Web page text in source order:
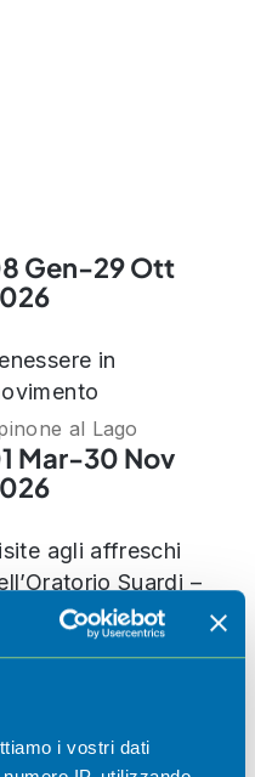
i vostri dati
Gen-29 Ott
in
al Lago
Mar-30 Nov
agli affreschi
Suardi –
2026
Balneario